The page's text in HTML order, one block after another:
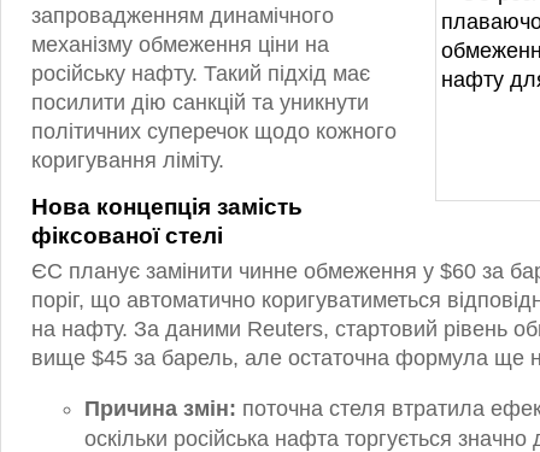
запровадженням динамічного
механізму обмеження ціни на
російську нафту. Такий підхід має
посилити дію санкцій та уникнути
політичних суперечок щодо кожного
коригування ліміту.
Нова концепція замість
фіксованої стелі
ЄС планує замінити чинне обмеження у $60 за
поріг, що автоматично коригуватиметься
на нафту. За даними Reuters, стартовий рівень
вище $45 за барель, але остаточна формула ще
Причина змін: поточна стеля втратила
оскільки російська нафта торгується